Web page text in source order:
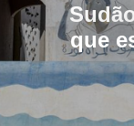
que